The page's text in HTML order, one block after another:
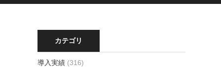
カテゴリ
導入実績 (316)